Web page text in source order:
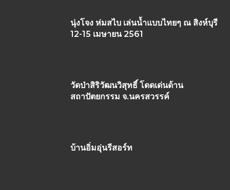
นุ่งโจง ห่มสไบ เล่นน้ำแบบไทยๆ ณ สิงห์บุรี
12-15 เมษายน 2561
วัดป่าสิริวัฒนวิสุทธิ์ โดดเด่นด้าน
สถาปัตยกรรม จ.นครสวรรค์
บ้านอิ่มอุ่นรีสอร์ท